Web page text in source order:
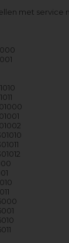
met service